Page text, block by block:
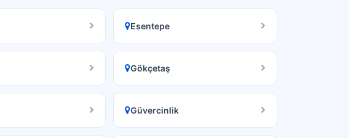
Esentepe
Gökçetaş
Güvercinlik